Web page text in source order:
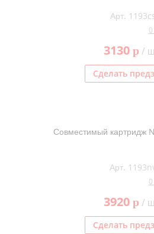
Арт.
3130 p/
Сделать
Совместимый картридж
Арт.
3920 p/
Сделать